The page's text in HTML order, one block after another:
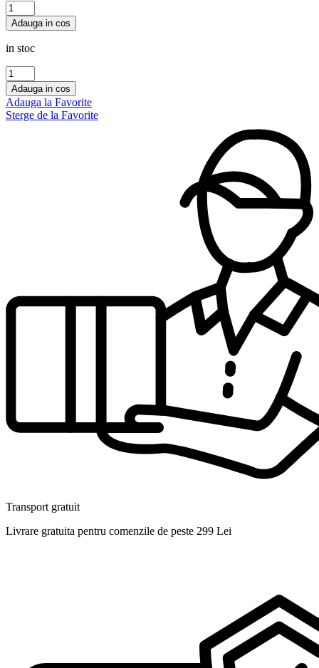
Cantitate
DARING
BLUE
FOR
Maison
Alhambra
100
ml,barbati
Adauga in cos
in stoc
Cantitate
MANASIB
Ard
Al
Zaafaran
Adauga in cos
Adauga la Favorite
Sterge de la Favorite
Transport gratuit
Livrare gratuita pentru comenzile de peste 299 Lei